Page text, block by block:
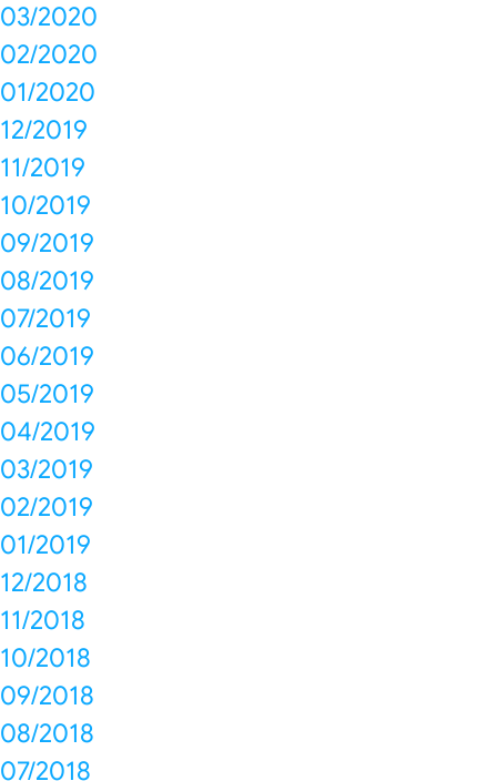
03/2020
02/2020
01/2020
12/2019
11/2019
10/2019
09/2019
08/2019
07/2019
06/2019
05/2019
04/2019
03/2019
02/2019
01/2019
12/2018
11/2018
10/2018
09/2018
08/2018
07/2018